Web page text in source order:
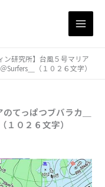
ン研究所】台風５号マリア
＿（１０２６文字）
てっぱつブバラカ＿
０２６文字）